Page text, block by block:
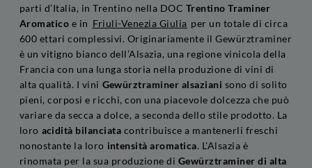
parti d’Italia, in Trentino nella DOC Trentino Traminer
Aromatico e in Friuli-Venezia Giulia per un totale di circa
600 ettari complessivi. Originariamente il Gewürztraminer
è un vitigno bianco dell’Alsazia, una regione vinicola della
Francia con una lunga storia nella produzione di vini di
alta qualità. I vini Gewürztraminer alsaziani sono di solito
pieni, corposi e ricchi, con una piacevole dolcezza che può
variare da secca a dolce, a seconda dello stile prodotto. La
loro acidità bilanciata contribuisce a mantenerli freschi
nonostante la loro intensità aromatica. L'Alsazia è
rinomata per la sua produzione di Gewürztraminer di alta